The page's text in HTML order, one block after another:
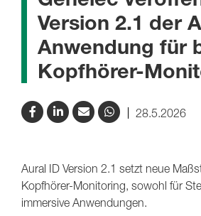
Version 2.1 der
Anwendung für
Kopfhörer-
28.5.2026
Aural ID Version 2.1 setzt neue
Kopfhörer-Monitoring, sowohl für
immersive Anwendungen.